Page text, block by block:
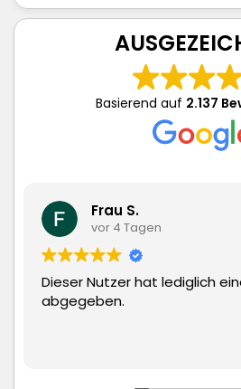
Basierend auf 2.137
lediglich eine Bewertung